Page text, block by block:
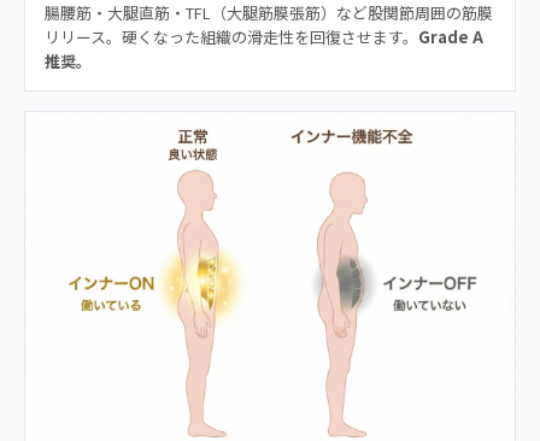
腸腰筋・大腿直筋・TFL（大腿筋膜張筋）など股関節周囲の筋膜
リリース。硬くなった組織の滑走性を回復させます。 Grade A
推奨。